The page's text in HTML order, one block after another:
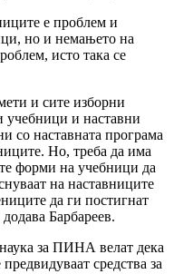
е проблем и
но и немањето на
исто така се
и сите изборни
учебници и наставни
со наставната програма
Но, треба да има
форми на учебници да
на наставниците
да ги постигнат
Барбареев.
за ПИНА велат дека
средства за